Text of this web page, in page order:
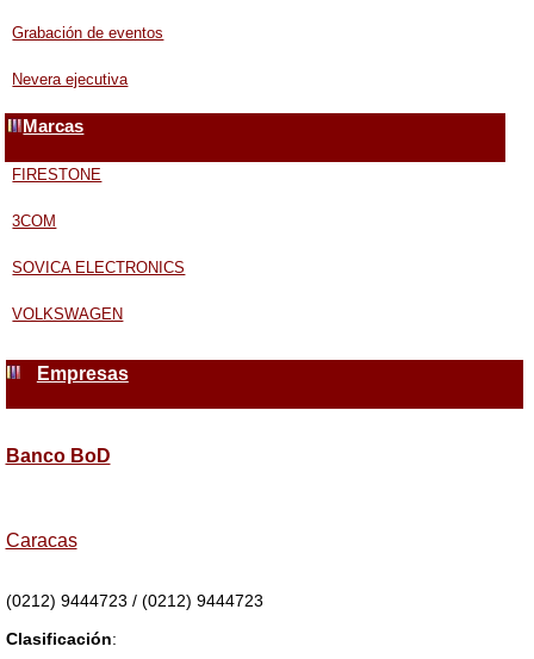
Grabación de eventos
Nevera ejecutiva
Marcas
FIRESTONE
3COM
SOVICA ELECTRONICS
VOLKSWAGEN
Empresas
Banco BoD
Caracas
(0212) 9444723 / (0212) 9444723
Clasificación: